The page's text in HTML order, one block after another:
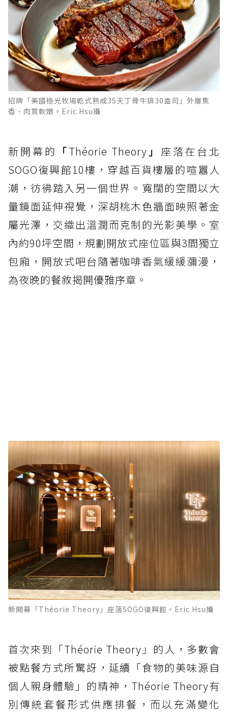
招牌「美國極光牧場乾式熟成35天丁骨牛排30盎司」外層焦
香、肉質軟嫩。Eric Hsu攝
新開幕的 「Théorie Theory 」 座落在台北
SOGO復興館10樓，穿越百貨樓層的喧囂人
潮，彷彿踏入另一個世界。寬闊的空間以大
量鏡面延伸視覺，深胡桃木色牆面映照著金
屬光澤，交織出溫潤而克制的光影美學。室
內約90坪空間，規劃開放式座位區與3間獨立
包廂，開放式吧台隨著咖啡香氣緩緩瀰漫，
為夜晚的餐敘揭開優雅序章。
新開幕「Théorie Theory」座落SOGO復興館。Eric Hsu攝
首次來到「Théorie Theory」的人，多數會
被點餐方式所驚訝，延續「食物的美味源自
個人親身體驗」的精神，Théorie Theory有
別傳統套餐形式供應排餐，而以充滿變化